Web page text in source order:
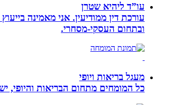
עו”ד ליהיא שטרן
עורכת דין ממודיעין. אני מאמינה
ובתחום העסקי-מסחרי.
מעגל בריאות ויופי
כל המומחים מתחום הבריאות והיופי,